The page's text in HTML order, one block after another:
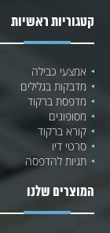
קטגוריות ראשיות
אמצעי כבילה
מדבקות בגלילים
מדפסת ברקוד
מסופונים
קורא ברקוד
סרטי דיו
תגיות להדפסה
המוצרים שלנו